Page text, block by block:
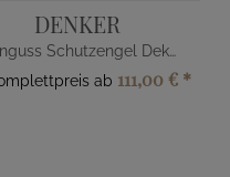
DENKER
Steinguss Schutzengel Deko Figur klein
ab 111,00 € *